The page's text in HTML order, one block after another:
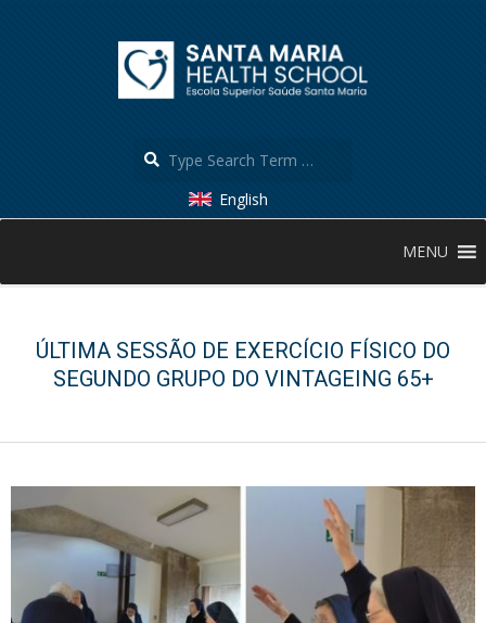
English
Menu
MENU
ÚLTIMA SESSÃO DE EXERCÍCIO FÍSICO DO
SEGUNDO GRUPO DO VINTAGEING 65+